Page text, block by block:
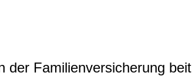
Familienversicherung